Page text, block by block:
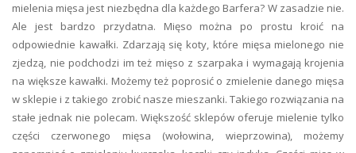
mielenia mięsa jest niezbędna dla każdego Barfera? W zasadzie nie.
Ale jest bardzo przydatna. Mięso można po prostu kroić na
odpowiednie kawałki. Zdarzają się koty, które mięsa mielonego nie
zjedzą, nie podchodzi im też mięso z szarpaka i wymagają krojenia
na większe kawałki. Możemy też poprosić o zmielenie danego mięsa
w sklepie i z takiego zrobić nasze mieszanki. Takiego rozwiązania na
stałe jednak nie polecam. Większość sklepów oferuje mielenie tylko
części czerwonego mięsa (wołowina, wieprzowina), możemy